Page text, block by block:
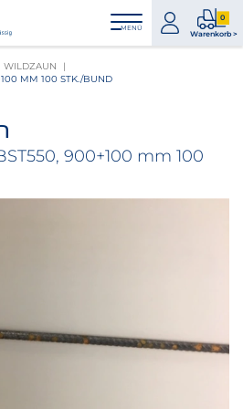
MENÜ
zum
Konto
0
Warenkorb >
0
WILDZAUN
MM 100 STK./BUND
900+100 mm 100